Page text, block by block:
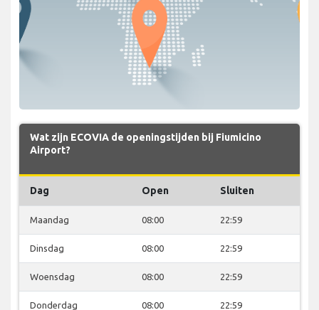
Wat zijn ECOVIA de openingstijden bij Fiumicino
Airport?
Dag Open Sluiten
Maandag 08:00 22:59
Dinsdag 08:00 22:59
Woensdag 08:00 22:59
Donderdag 08:00 22:59